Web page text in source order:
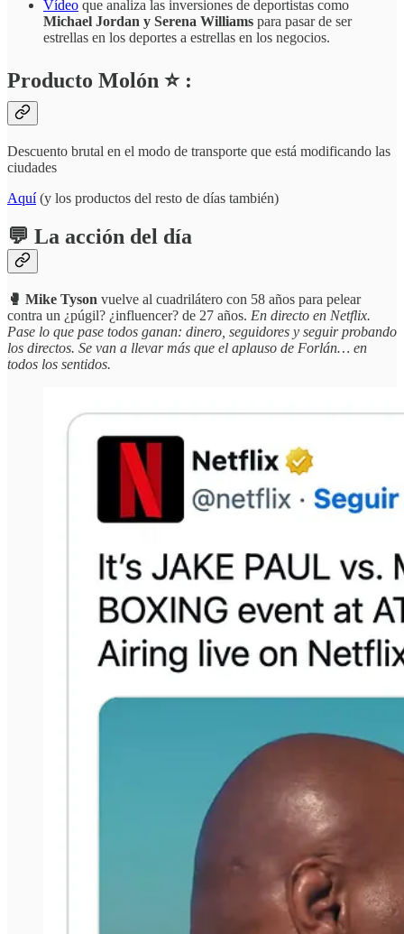
Vídeo que analiza las inversiones de deportistas como
Michael Jordan y Serena Williams para pasar de ser
estrellas en los deportes a estrellas en los negocios.
Producto Molón ⭐ :
Descuento brutal en el modo de transporte que está modificando las
ciudades
Aquí(y los productos del resto de días también)
💬 La acción del día
🥊 Mike Tyson vuelve al cuadrilátero con 58 años para pelear
contra un ¿púgil? ¿influencer? de 27 años. En directo en Netflix.
Pase lo que pase todos ganan: dinero, seguidores y seguir probando
los directos. Se van a llevar más que el aplauso de Forlán… en
todos los sentidos.